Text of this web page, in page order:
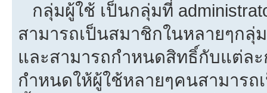
กลุ่มผู้ใช้ เป็นกลุ่มที่
สามารถเป็นสมาชิกในหลายๆก
และสามารถกำหนดสิทธิ์กับแต่ละ
กำหนดให้ผู้ใช้หลายๆคนสามารถ